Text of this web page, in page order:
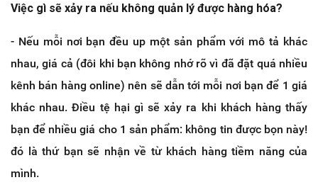
Việc gì sẽ xảy ra nếu không quản lý được hàng hóa?
- Nếu mỗi nơi bạn đều up một sản phẩm với mô tả khác
nhau, giá cả (đôi khi bạn không nhớ rõ vì đã đặt quá nhiều
kênh bán hàng online) nên sẽ dẫn tới mỗi nơi bạn để 1 giá
khác nhau. Điều tệ hại gì sẽ xảy ra khi khách hàng thấy
bạn để nhiều giá cho 1 sản phẩm: không tin được bọn này!
đó là thứ bạn sẽ nhận về từ khách hàng tiềm năng của
mình.